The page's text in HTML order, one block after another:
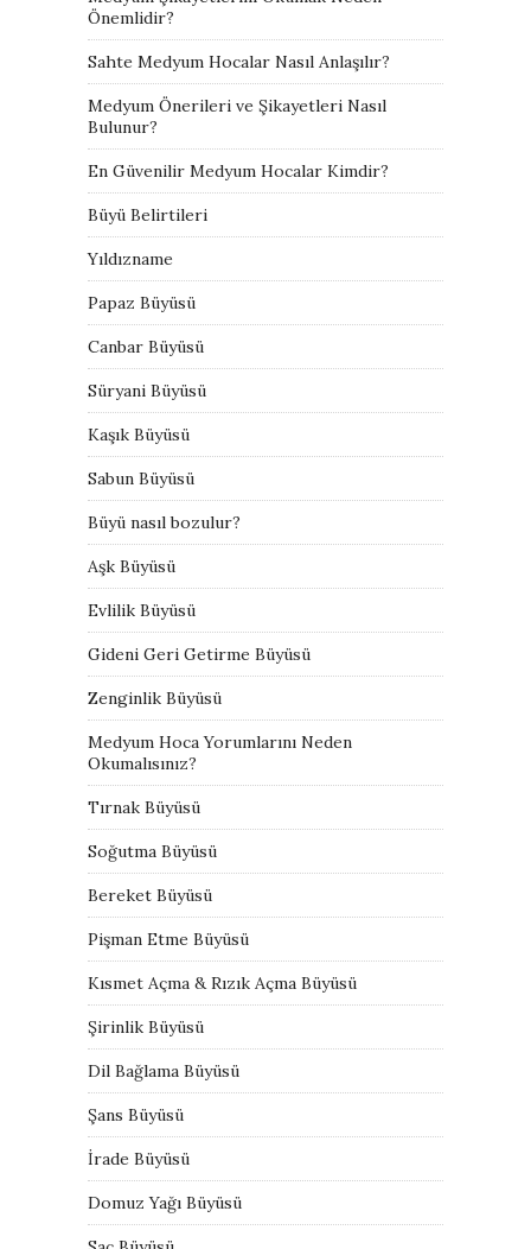
Önemlidir?
Sahte Medyum Hocalar Nasıl Anlaşılır?
Medyum Önerileri ve Şikayetleri Nasıl
Bulunur?
En Güvenilir Medyum Hocalar Kimdir?
Büyü Belirtileri
Yıldızname
Papaz Büyüsü
Canbar Büyüsü
Süryani Büyüsü
Kaşık Büyüsü
Sabun Büyüsü
Büyü nasıl bozulur?
Aşk Büyüsü
Evlilik Büyüsü
Gideni Geri Getirme Büyüsü
Zenginlik Büyüsü
Medyum Hoca Yorumlarını Neden
Okumalısınız?
Tırnak Büyüsü
Soğutma Büyüsü
Bereket Büyüsü
Pişman Etme Büyüsü
Kısmet Açma & Rızık Açma Büyüsü
Şirinlik Büyüsü
Dil Bağlama Büyüsü
Şans Büyüsü
İrade Büyüsü
Domuz Yağı Büyüsü